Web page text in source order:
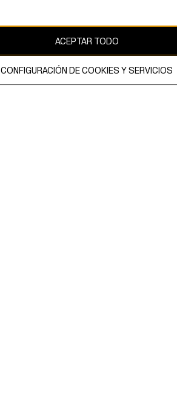
ACEPTAR TODO
CONFIGURACIÓN DE COOKIES Y SERVICIOS